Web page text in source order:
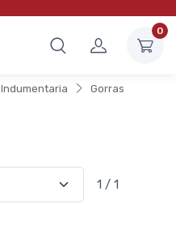
0
Indumentaria
Gorras
1 / 1